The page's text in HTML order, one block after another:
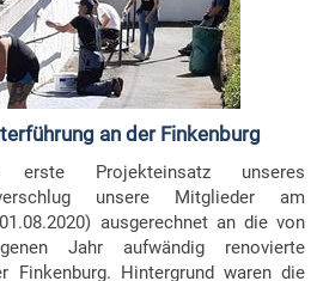
an der Finkenburg
Projekteinsatz unseres
unsere Mitglieder am
ausgerechnet an die von
Jahr aufwändig renovierte
Finkenburg. Hintergrund waren die